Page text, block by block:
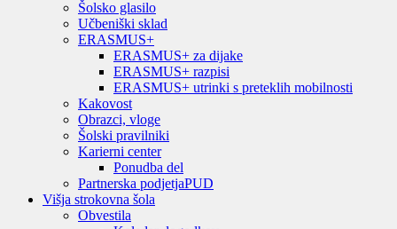
Šolsko glasilo
Učbeniški sklad
ERASMUS+
ERASMUS+ za dijake
ERASMUS+ razpisi
ERASMUS+ utrinki s preteklih mobilnosti
Kakovost
Obrazci, vloge
Šolski pravilniki
Karierni center
Ponudba del
Partnerska podjetjaPUD
Višja strokovna šola
Obvestila